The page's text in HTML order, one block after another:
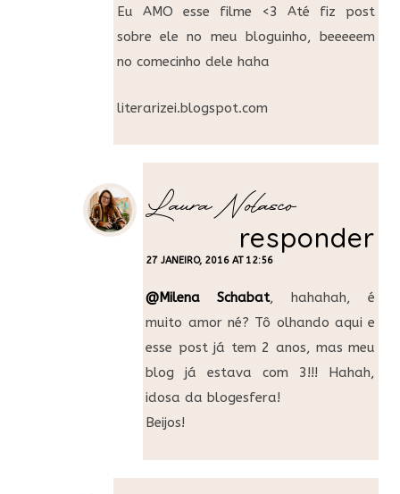
Eu AMO esse filme <3 Até fiz post
sobre ele no meu bloguinho, beeeeem
no comecinho dele haha
literarizei.blogspot.com
Laura Nolasco
27 JANEIRO, 2016 AT 12:56
responder
@Milena Schabat, hahahah, é
muito amor né? Tô olhando aqui e
esse post já tem 2 anos, mas meu
blog já estava com 3!!! Hahah,
idosa da blogesfera!
Beijos!